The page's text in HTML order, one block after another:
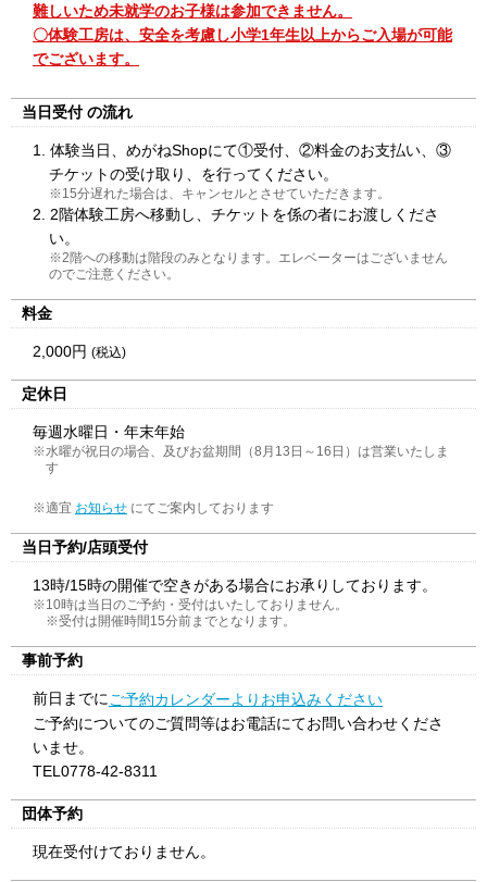
難しいため未就学のお子様は参加できません。
〇体験工房は、安全を考慮し小学1年生以上からご入場が可能
でございます。
当日受付の流れ
1. 体験当日、めがねShopにて①受付、②料金のお支払い、③
チケットの受け取り、を行ってください。
※15分遅れた場合は、キャンセルとさせていただきます。
2. 2階体験工房へ移動し、チケットを係の者にお渡しくださ
い。
※2階への移動は階段のみとなります。エレベーターはございません
のでご注意ください。
料金
2,000円 (税込)
定休日
毎週水曜日・年末年始
※水曜が祝日の場合、及びお盆期間（8月13日～16日）は営業いたしま
す
※適宜 お知らせ にてご案内しております
当日予約/店頭受付
13時/15時の開催で空きがある場合にお承りしております。
※10時は当日のご予約・受付はいたしておりません。
※受付は開催時間15分前までとなります。
事前予約
前日までにご予約カレンダーよりお申込みください
ご予約についてのご質問等はお電話にてお問い合わせくださ
いませ。
TEL0778-42-8311
団体予約
現在受付けておりません。